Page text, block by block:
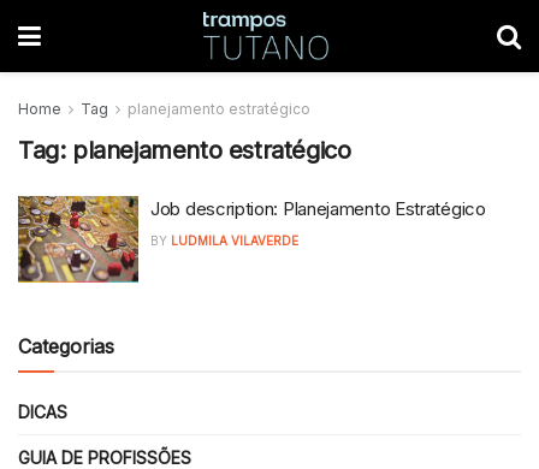
Home Tag planejamento estratégico
Tag: planejamento estratégico
Job description: Planejamento Estratégico
BY LUDMILA VILAVERDE
Categorias
DICAS
GUIA DE PROFISSÕES